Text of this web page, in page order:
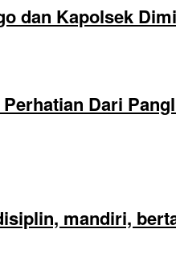
dan Kapolsek
Dari
mandiri,